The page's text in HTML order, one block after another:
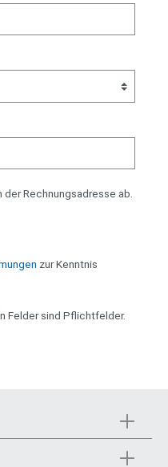
Rechnungsadresse ab.
zur Kenntnis
Felder sind Pflichtfelder.